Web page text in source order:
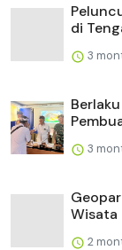
di
3
3
Wisata
2